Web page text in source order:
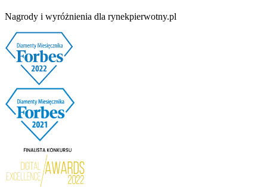
Nagrody i wyróżnienia dla rynekpierwotny.pl